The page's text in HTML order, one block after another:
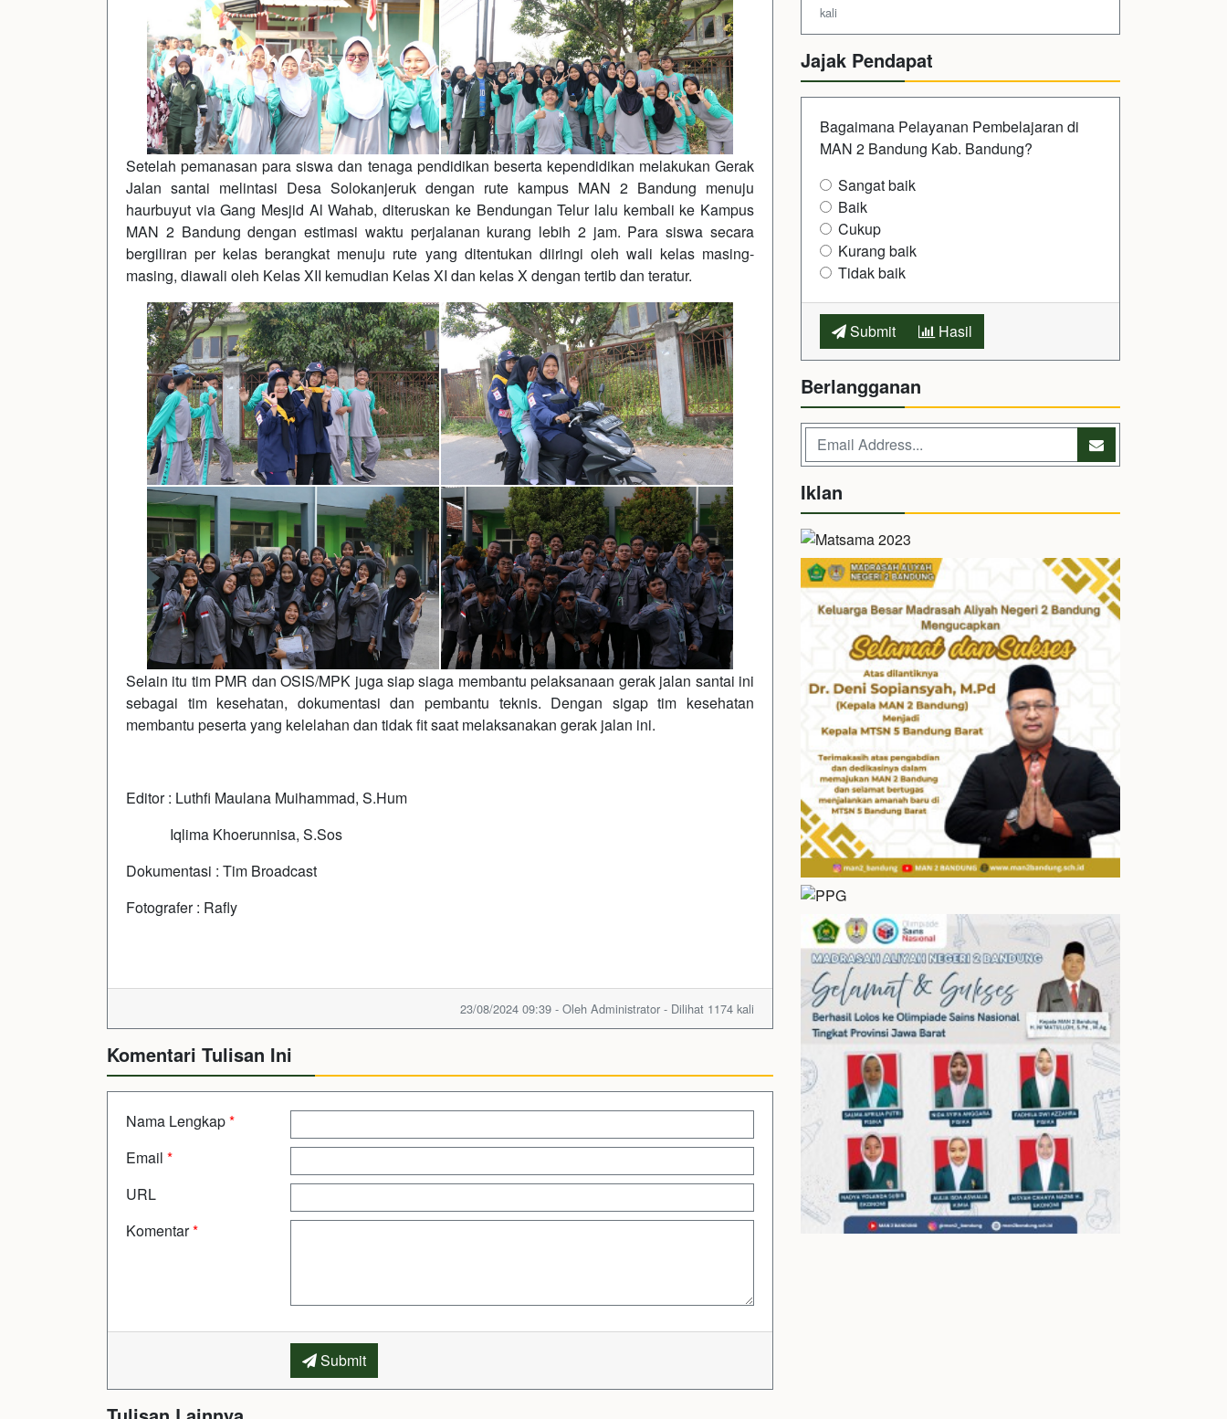
Setelah pemanasan para siswa dan tenaga pendidikan beserta kependidikan melakukan Gerak
Jalan santai melintasi Desa Solokanjeruk dengan rute kampus MAN 2 Bandung menuju
haurbuyut via Gang Mesjid Al Wahab, diteruskan ke Bendungan Telur lalu kembali ke Kampus
MAN 2 Bandung dengan estimasi waktu perjalanan kurang lebih 2 jam. Para siswa secara
bergiliran per kelas berangkat menuju rute yang ditentukan diiringi oleh wali kelas masing-
masing, diawali oleh Kelas XII kemudian Kelas XI dan kelas X dengan tertib dan teratur.
Selain itu tim PMR dan OSIS/MPK juga siap siaga membantu pelaksanaan gerak jalan santai ini
sebagai tim kesehatan, dokumentasi dan pembantu teknis. Dengan sigap tim kesehatan
membantu peserta yang kelelahan dan tidak fit saat melaksanakan gerak jalan ini.
Editor : Luthfi Maulana Muihammad, S.Hum
Iqlima Khoerunnisa, S.Sos
Dokumentasi : Tim Broadcast
Fotografer : Rafly
23/08/2024 09:39 - Oleh Administrator - Dilihat 1174 kali
Komentari Tulisan Ini
Nama Lengkap*
Email *
URL
Komentar*
Submit
kali
Jajak Pendapat
Bagaimana Pelayanan Pembelajaran di
MAN 2 Bandung Kab. Bandung?
Sangat baik
Baik
Cukup
Kurang baik
Tidak baik
Submit Hasil
Berlangganan
Iklan